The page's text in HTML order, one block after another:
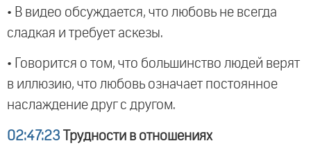
• В видео обсуждается, что любовь не всегда
сладкая и требует аскезы.
• Говорится о том, что большинство людей верят
в иллюзию, что любовь означает постоянное
наслаждение друг с другом.
02:47:23 Трудности в отношениях